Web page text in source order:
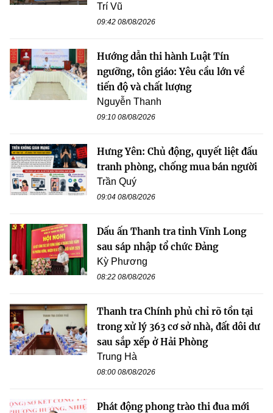
Trí Vũ
09:42 08/08/2026
Hướng dẫn thi hành Luật Tín
ngưỡng, tôn giáo: Yêu cầu lớn về
tiến độ và chất lượng
Nguyễn Thanh
09:10 08/08/2026
Hưng Yên: Chủ động, quyết liệt đấu
tranh phòng, chống mua bán người
Trần Quý
09:04 08/08/2026
Dấu ấn Thanh tra tỉnh Vĩnh Long
sau sáp nhập tổ chức Đảng
Kỳ Phương
08:22 08/08/2026
Thanh tra Chính phủ chỉ rõ tồn tại
trong xử lý 363 cơ sở nhà, đất dôi dư
sau sắp xếp ở Hải Phòng
Trung Hà
08:00 08/08/2026
Phát động phong trào thi đua mới